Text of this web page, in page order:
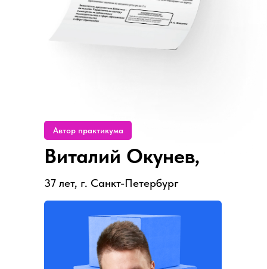
Автор практикума
Виталий Окунев,
37 лет, г. Санкт-Петербург